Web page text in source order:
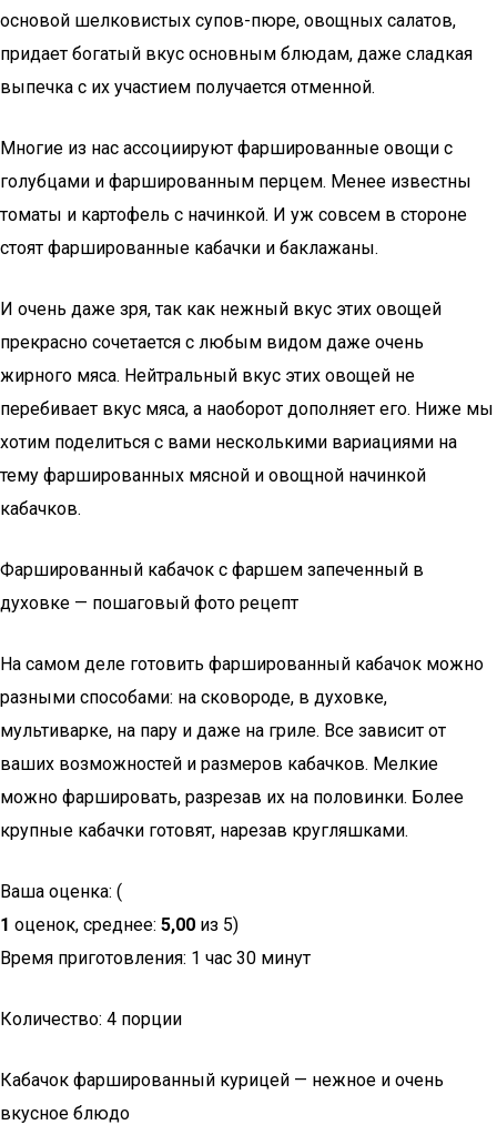
основой шелковистых супов-пюре, овощных салатов,
придает богатый вкус основным блюдам, даже сладкая
выпечка с их участием получается отменной.
Многие из нас ассоциируют фаршированные овощи с
голубцами и фаршированным перцем. Менее известны
томаты и картофель с начинкой. И уж совсем в стороне
стоят фаршированные кабачки и баклажаны.
И очень даже зря, так как нежный вкус этих овощей
прекрасно сочетается с любым видом даже очень
жирного мяса. Нейтральный вкус этих овощей не
перебивает вкус мяса, а наоборот дополняет его. Ниже мы
хотим поделиться с вами несколькими вариациями на
тему фаршированных мясной и овощной начинкой
кабачков.
Фаршированный кабачок с фаршем запеченный в
духовке — пошаговый фото рецепт
На самом деле готовить фаршированный кабачок можно
разными способами: на сковороде, в духовке,
мультиварке, на пару и даже на гриле. Все зависит от
ваших возможностей и размеров кабачков. Мелкие
можно фаршировать, разрезав их на половинки. Более
крупные кабачки готовят, нарезав кругляшками.
Ваша оценка: (
1 оценок, среднее: 5,00 из 5)
Время приготовления: 1 час 30 минут
Количество: 4 порции
Кабачок фаршированный курицей — нежное и очень
вкусное блюдо